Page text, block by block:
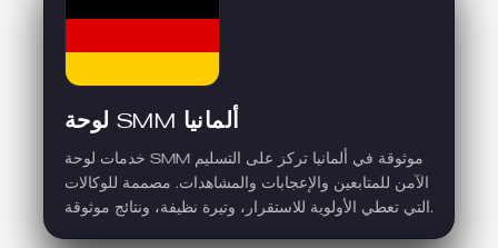
لوحة SMM ألمانيا
خدمات لوحة SMM موثوقة في ألمانيا تركز على التسليم
الآمن للمتابعين والإعجابات والمشاهدات. مصممة للوكالات
التي تعطي الأولوية للاستقرار، وتيرة نظيفة، ونتائج موثوقة.